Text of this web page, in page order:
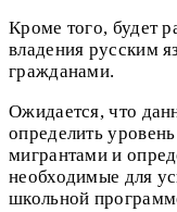
Кроме того, будет
владения русским
гражданами.
Ожидается, что
определить
мигрантами и
необходимые для
школьной